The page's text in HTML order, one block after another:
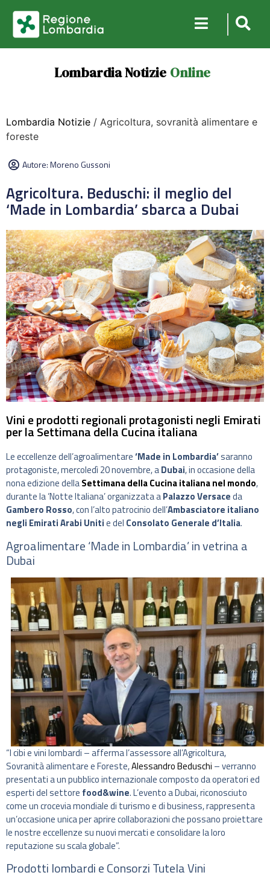
Lombardia Notizie Online
Lombardia Notizie / Agricoltura, sovranità alimentare e
foreste
Autore:Moreno Gussoni
Agricoltura. Beduschi: il meglio del
‘Made in Lombardia’ sbarca a Dubai
Vini e prodotti regionali protagonisti negli Emirati
per la Settimana della Cucina italiana
Le eccellenze dell’agroalimentare‘Made in Lombardia’saranno
protagoniste, mercoledì 20 novembre, aDubai, in occasione della
nona edizione dellaSettimana della Cucina italiana nel mondo,
durante la ‘Notte Italiana’ organizzata aPalazzo Versaceda
Gambero Rosso, con l’alto patrocinio dell’Ambasciatore italiano
negli Emirati Arabi Unitie del Consolato Generale d’Italia.
Agroalimentare ‘Made in Lombardia’ in vetrina a
Dubai
“I cibi e vini lombardi – afferma l’assessore all’Agricoltura,
Sovranità alimentare e Foreste,Alessandro Beduschi – verranno
presentati a un pubblico internazionale composto da operatori ed
esperti del settore food&wine. L’evento a Dubai, riconosciuto
come un crocevia mondiale di turismo e di business, rappresenta
un’occasione unica per aprire collaborazioni che possano proiettare
le nostre eccellenze su nuovi mercati e consolidare la loro
reputazione su scala globale”.
Prodotti lombardi e Consorzi Tutela Vini